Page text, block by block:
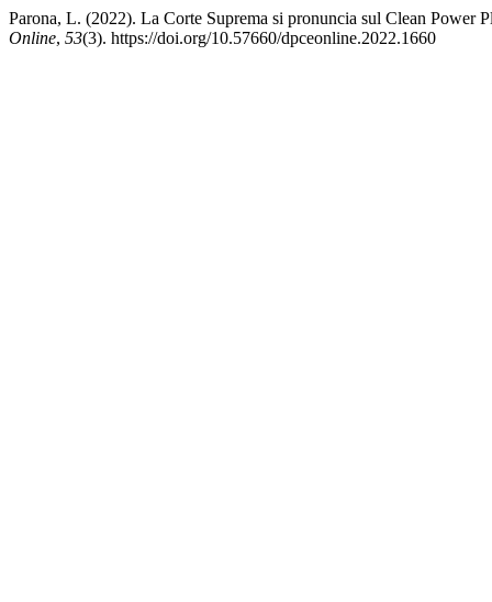
Parona, L. (2022). La Corte Suprema si pronuncia sul Clean
Online, 53(3). https://doi.org/10.57660/dpceonline.2022.1660